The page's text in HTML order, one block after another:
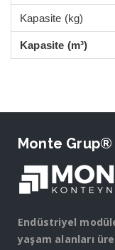
Kapasite (kg)
Kapasite (m³)
Monte Grup®
Endüstriyel
yaşam alanları